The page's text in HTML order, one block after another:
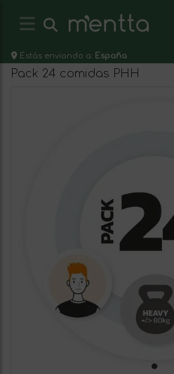
Estás enviando a: España
Pack 24 comidas PHH